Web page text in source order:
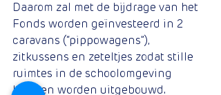
Daarom zal met de bijdrage van het
Fonds worden geïnvesteerd in 2
caravans (“pippowagens”),
zitkussens en zeteltjes zodat stille
ruimtes in de schoolomgeving
kunnen worden uitgebouwd.